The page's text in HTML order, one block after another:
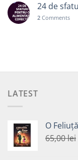
24 de
2 Comments
LATEST
O
65,00lei